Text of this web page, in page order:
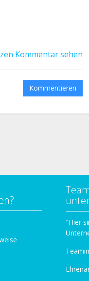
Kommentar sehen
Kommentieren
"Hier